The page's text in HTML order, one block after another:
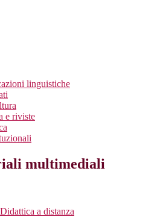
linguistiche
e riviste
multimediali
a distanza